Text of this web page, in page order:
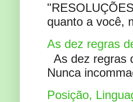
quanto a você,
As dez regras
As dez regras
Nunca
Posição,